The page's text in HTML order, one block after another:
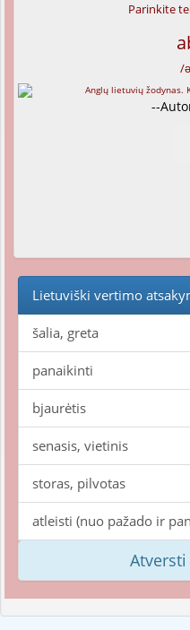
Parinkite
/
--
Lietuviški vertimo
šalia, greta
panaikinti
bjaurėtis
senasis, vietinis
storas, pilvotas
atleisti (nuo pažado ir